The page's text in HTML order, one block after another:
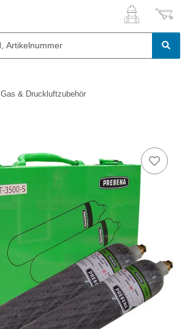
Gas & Druckluftzubehör